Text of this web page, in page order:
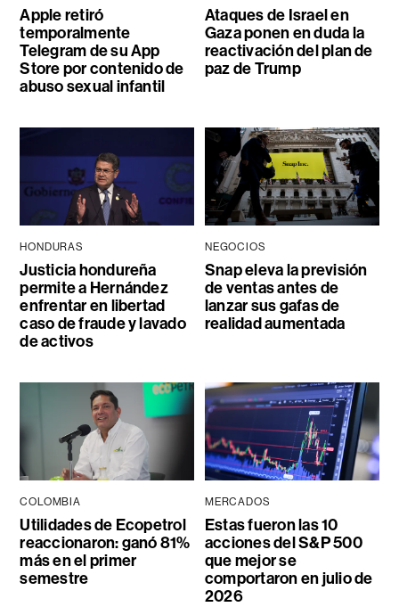
Apple retiró
temporalmente
Telegram de su App
Store por contenido de
abuso sexual infantil
Ataques de Israel en
Gaza ponen en duda la
reactivación del plan de
paz de Trump
HONDURAS
Justicia hondureña
permite a Hernández
enfrentar en libertad
caso de fraude y lavado
de activos
NEGOCIOS
Snap eleva la previsión
de ventas antes de
lanzar sus gafas de
realidad aumentada
COLOMBIA
Utilidades de Ecopetrol
reaccionaron: ganó 81%
más en el primer
semestre
MERCADOS
Estas fueron las 10
acciones del S&P 500
que mejor se
comportaron en julio de
2026